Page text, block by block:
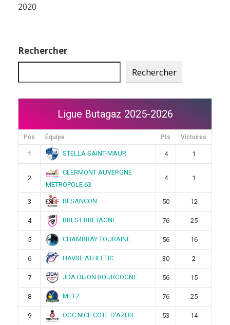
2020
Rechercher
Rechercher
Ligue Butagaz 2025-2026
Pos Équipe Pts Victoires
1 STELLA SAINT-MAUR 4 1
2
CLERMONT AUVERGNE
METROPOLE 63
4 1
3 BESANCON 50 12
4 BREST BRETAGNE 76 25
5 CHAMBRAY TOURAINE 56 16
6 HAVRE ATHLETIC 30 2
7 JDA DIJON BOURGOGNE 56 15
8 METZ 76 25
9 OGC NICE COTE D’AZUR 53 14